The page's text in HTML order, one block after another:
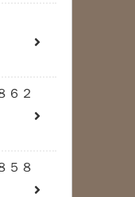
６２
５８